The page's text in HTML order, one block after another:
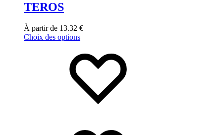
TEROS
À partir de 13.32 €
Choix des options